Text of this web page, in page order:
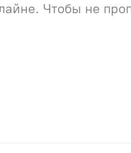
Чтобы не